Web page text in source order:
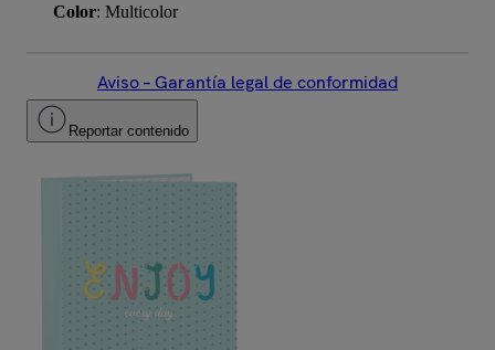
Color: Multicolor
Aviso – Garantía legal de conformidad
Reportar contenido